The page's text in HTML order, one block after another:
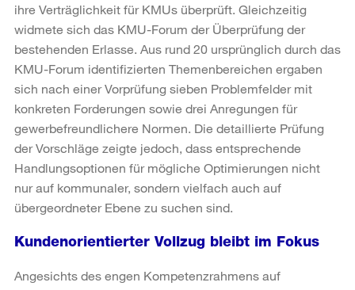
ihre Verträglichkeit für KMUs überprüft. Gleichzeitig
widmete sich das KMU-Forum der Überprüfung der
bestehenden Erlasse. Aus rund 20 ursprünglich durch das
KMU-Forum identifizierten Themenbereichen ergaben
sich nach einer Vorprüfung sieben Problemfelder mit
konkreten Forderungen sowie drei Anregungen für
gewerbefreundlichere Normen. Die detaillierte Prüfung
der Vorschläge zeigte jedoch, dass entsprechende
Handlungsoptionen für mögliche Optimierungen nicht
nur auf kommunaler, sondern vielfach auch auf
übergeordneter Ebene zu suchen sind.
Kundenorientierter Vollzug bleibt im Fokus
Angesichts des engen Kompetenzrahmens auf